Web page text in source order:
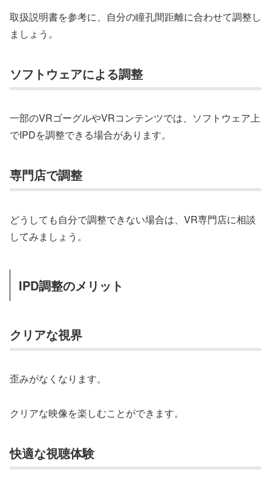
取扱説明書を参考に、自分の瞳孔間距離に合わせて調整し
ましょう。
ソフトウェアによる調整
一部のVRゴーグルやVRコンテンツでは、ソフトウェア上
でIPDを調整できる場合があります。
専門店で調整
どうしても自分で調整できない場合は、VR専門店に相談
してみましょう。
IPD調整のメリット
クリアな視界
歪みがなくなります。
クリアな映像を楽しむことができます。
快適な視聴体験